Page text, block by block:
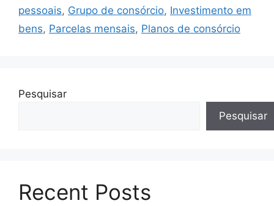
pessoais, Grupo de consórcio, Investimento em
bens, Parcelas mensais, Planos de consórcio
Pesquisar
Pesquisar
Recent Posts